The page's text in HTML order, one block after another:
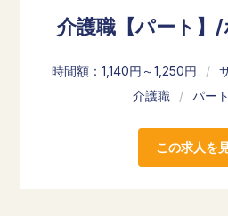
介護職【パート】
時間額：1,140円～1,250円 /
介護職
/ パー
この求人を